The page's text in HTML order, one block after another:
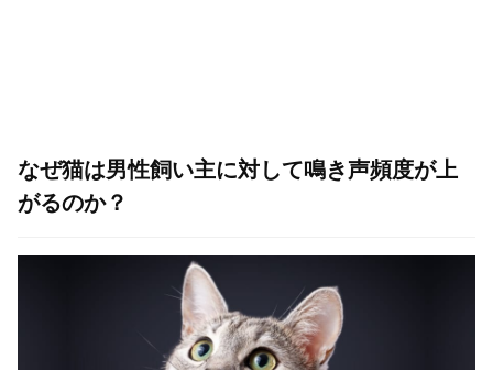
なぜ猫は男性飼い主に対して鳴き声頻度が上
がるのか？